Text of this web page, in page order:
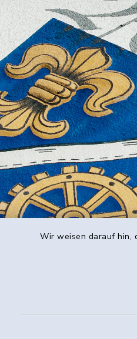
Wir weisen darauf hin,